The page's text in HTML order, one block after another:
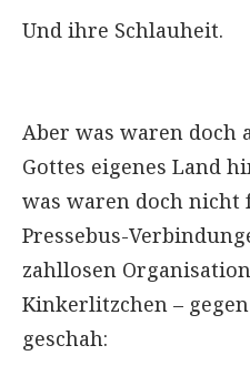
Und ihre Schlauheit.
Aber was waren doch
Gottes eigenes Land
was waren doch
Pressebus-
zahllosen
Kinkerlitzchen –
geschah: